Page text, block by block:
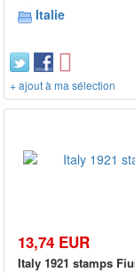
Italie
+ ajout à ma sélection
13,74 EUR
Italy 1921 stamps